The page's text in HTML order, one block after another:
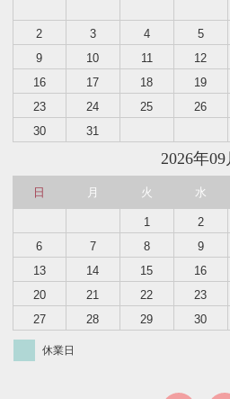
2
3 4 5
9
10 11 12
16
17 18 19
23
24 25 26
30
31
2026年09
日 月 火 水
1 2
6
7 8 9
13
14 15 16
20
21 22 23
27
28 29 30
休業日